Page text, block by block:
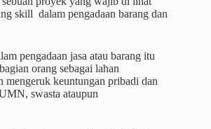
skill dalam pengadaan barang dan
pengadaan jasa atau barang itu
orang sebagai lahan
mengeruk keuntungan pribadi dan
swasta ataupun